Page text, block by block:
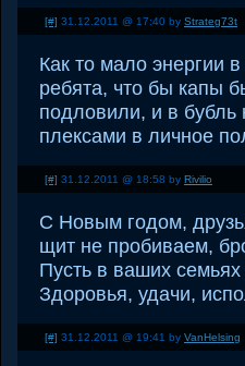
[#] 31.12.2011 @ 17:40 by Strateg73t
Как то мало энергии
ребята, что бы капы
подловили, и в бубль
плексами в личное
[#] 31.12.2011 @ 18:58 by Rivilio
С Новым годом,
щит не пробиваем,
Пусть в ваших
Здоровья, удачи,
[#] 31.12.2011 @ 19:41 by VanHelsing